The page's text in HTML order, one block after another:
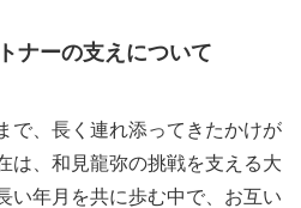
ナーの支えについて
で、長く連れ添ってきたかけが
は、和見龍弥の挑戦を支える大
い年月を共に歩む中で、お互い